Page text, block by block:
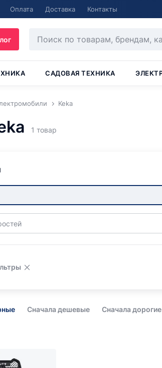
Оплата Доставка Контакты
САДОВАЯ ТЕХНИКА
Keka
1 товар
Сначала дешевые Сначала дорогие